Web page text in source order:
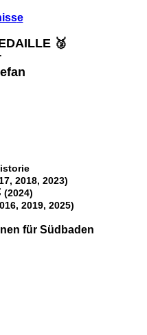
e
🥉
2018, 2023)
(2024)
2019, 2025)
für Südbaden